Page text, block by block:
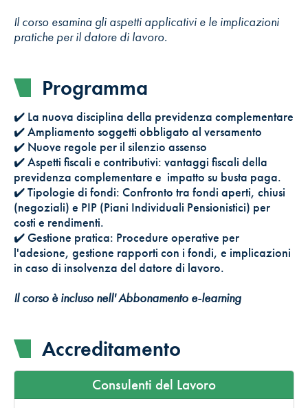
Il corso esamina gli aspetti applicativi e le implicazioni
pratiche per il datore di lavoro.
Programma
✔️ La nuova disciplina della previdenza complementare
✔️ Ampliamento soggetti obbligato al versamento
✔️ Nuove regole per il silenzio assenso
✔️ Aspetti fiscali e contributivi: vantaggi fiscali della
previdenza complementare e impatto su busta paga.
✔️ Tipologie di fondi: Confronto tra fondi aperti, chiusi
(negoziali) e PIP (Piani Individuali Pensionistici) per
costi e rendimenti.
✔️ Gestione pratica: Procedure operative per
l'adesione, gestione rapporti con i fondi, e implicazioni
in caso di insolvenza del datore di lavoro.
Il corso è incluso nell' Abbonamento e-learning
Accreditamento
Consulenti del Lavoro